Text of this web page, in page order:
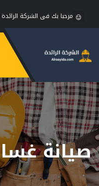
مرحبا بك فى الشركة
صيانة